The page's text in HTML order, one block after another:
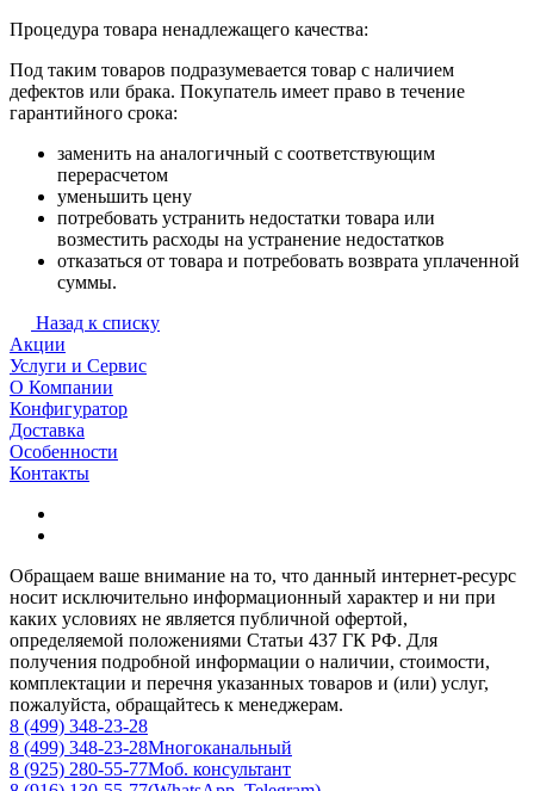
Процедура товара ненадлежащего качества:
Под таким товаров подразумевается товар с наличием
дефектов или брака. Покупатель имеет право в течение
гарантийного срока:
заменить на аналогичный с соответствующим
перерасчетом
уменьшить цену
потребовать устранить недостатки товара или
возместить расходы на устранение недостатков
отказаться от товара и потребовать возврата уплаченной
суммы.
Назад к списку
Акции
Услуги и Сервис
О Компании
Конфигуратор
Доставка
Особенности
Контакты
Обращаем ваше внимание на то, что данный интернет-ресурс
носит исключительно информационный характер и ни при
каких условиях не является публичной офертой,
определяемой положениями Статьи 437 ГК РФ. Для
получения подробной информации о наличии, стоимости,
комплектации и перечня указанных товаров и (или) услуг,
пожалуйста, обращайтесь к менеджерам.
8 (499) 348-23-28
8 (499) 348-23-28Многоканальный
8 (925) 280-55-77Моб. консультант